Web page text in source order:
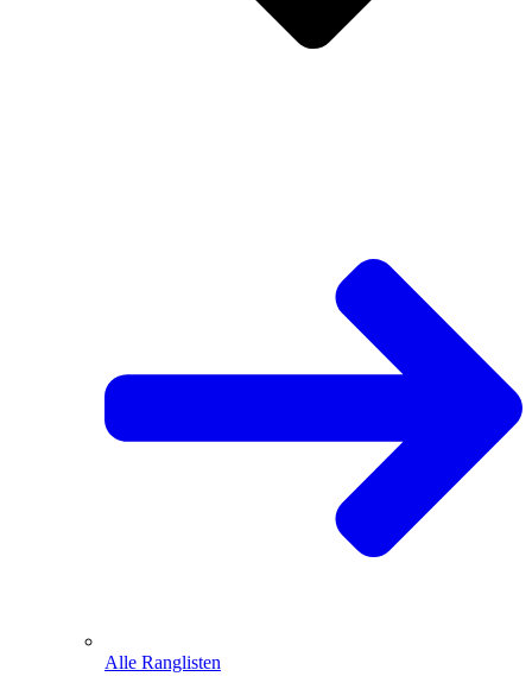
Alle Ranglisten